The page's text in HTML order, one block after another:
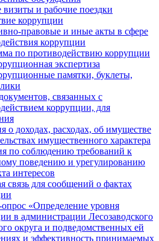
и рабочие поездки
коррупции
правовые и иные акты в сфере
коррупции
по противодействию коррупции
экспертиза
памятки, буклеты,
связанных с
коррупции, для
о доходах, расходах, об имуществе
имущественного характера
по соблюдению требований к
поведению и урегулированию
интересов
связь для сообщений о фактах
«Определение уровня
в администрации Лесозаводского
округа и подведомственных ей
и эффективность принимаемых